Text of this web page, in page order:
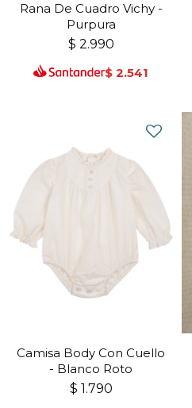
Rana De Cuadro Vichy -
Purpura
$ 2.990
$ 2.541
Camisa Body Con Cuello
- Blanco Roto
$ 1.790